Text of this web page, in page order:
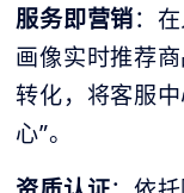
服务即营销：
画像实时推荐
转化，将客服
心”。